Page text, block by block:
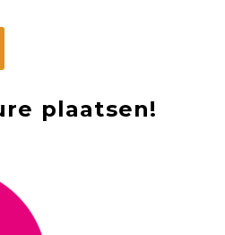
plaatsen!